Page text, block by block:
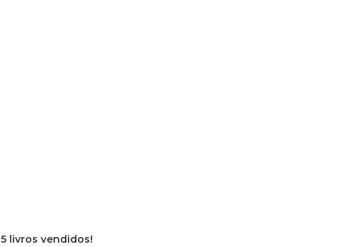
5 livros vendidos!